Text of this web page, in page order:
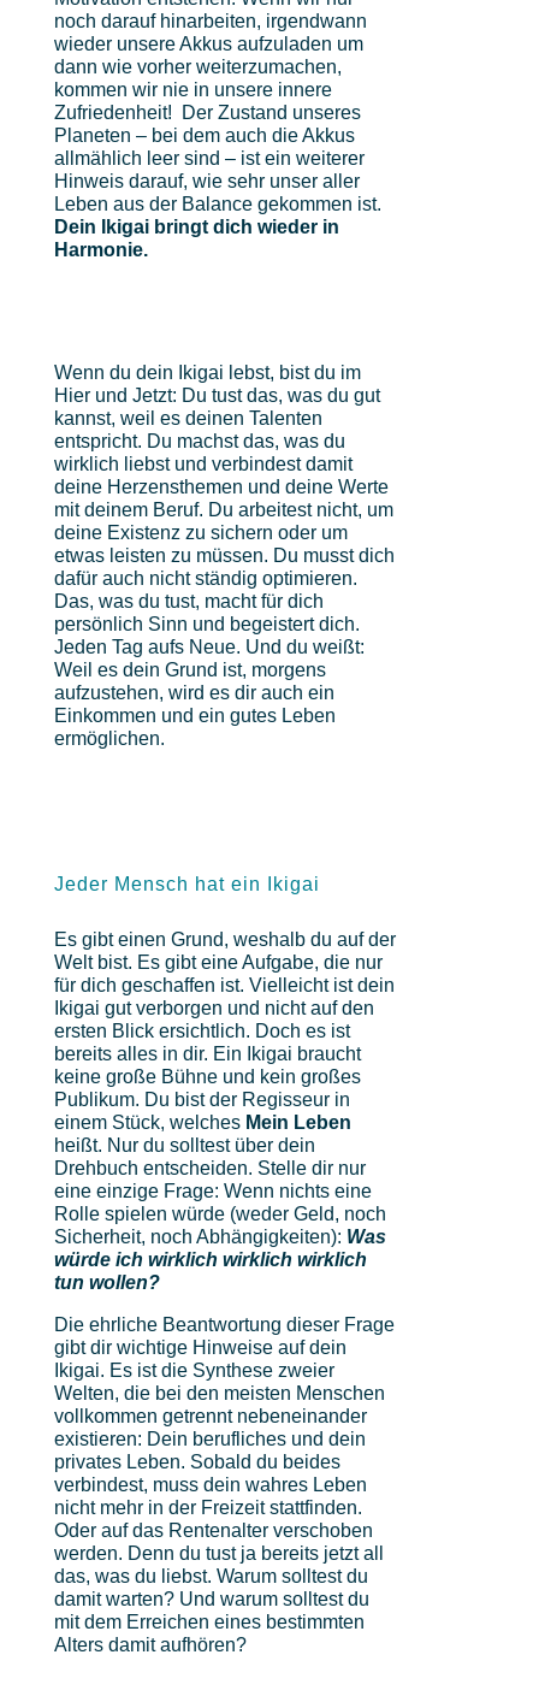
noch darauf hinarbeiten, irgendwann
wieder unsere Akkus aufzuladen um
dann wie vorher weiterzumachen,
kommen wir nie in unsere innere
Zufriedenheit! Der Zustand unseres
Planeten – bei dem auch die Akkus
allmählich leer sind – ist ein weiterer
Hinweis darauf, wie sehr unser aller
Leben aus der Balance gekommen ist.
Dein Ikigai bringt dich wieder in
Harmonie.
Wenn du dein Ikigai lebst, bist du im
Hier und Jetzt: Du tust das, was du gut
kannst, weil es deinen Talenten
entspricht. Du machst das, was du
wirklich liebst und verbindest damit
deine Herzensthemen und deine Werte
mit deinem Beruf. Du arbeitest nicht, um
deine Existenz zu sichern oder um
etwas leisten zu müssen. Du musst dich
dafür auch nicht ständig optimieren.
Das, was du tust, macht für dich
persönlich Sinn und begeistert dich.
Jeden Tag aufs Neue. Und du weißt:
Weil es dein Grund ist, morgens
aufzustehen, wird es dir auch ein
Einkommen und ein gutes Leben
ermöglichen.
Jeder Mensch hat ein Ikigai
Es gibt einen Grund, weshalb du auf der
Welt bist. Es gibt eine Aufgabe, die nur
für dich geschaffen ist. Vielleicht ist dein
Ikigai gut verborgen und nicht auf den
ersten Blick ersichtlich. Doch es ist
bereits alles in dir. Ein Ikigai braucht
keine große Bühne und kein großes
Publikum. Du bist der Regisseur in
einem Stück, welches Mein Leben
heißt. Nur du solltest über dein
Drehbuch entscheiden. Stelle dir nur
eine einzige Frage: Wenn nichts eine
Rolle spielen würde (weder Geld, noch
Sicherheit, noch Abhängigkeiten): Was
würde ich wirklich wirklich wirklich
tun wollen?
Die ehrliche Beantwortung dieser Frage
gibt dir wichtige Hinweise auf dein
Ikigai. Es ist die Synthese zweier
Welten, die bei den meisten Menschen
vollkommen getrennt nebeneinander
existieren: Dein berufliches und dein
privates Leben. Sobald du beides
verbindest, muss dein wahres Leben
nicht mehr in der Freizeit stattfinden.
Oder auf das Rentenalter verschoben
werden. Denn du tust ja bereits jetzt all
das, was du liebst. Warum solltest du
damit warten? Und warum solltest du
mit dem Erreichen eines bestimmten
Alters damit aufhören?